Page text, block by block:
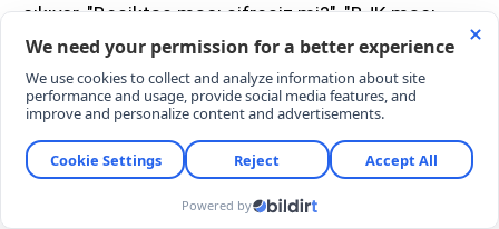
çıkıyor. "Beşiktaş maçı şifresiz mi?", "BJK maçı
hangi kanalda yayınlanacak?" soruları arama
motorlarında günün en çok araştırılan konusu
olurken, beklenen müjdeli haber yayıncı kuruluştan
geldi. İşte milyonlarca siyah-beyazlı taraftarın
nefesini tutarak beklediği o zorlu doksan dakikanın
şifresiz yayın bilgileri, maç saati ve muhtemel ilk